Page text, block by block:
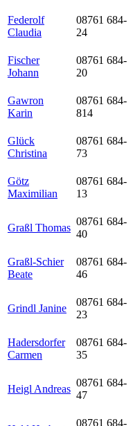
Federolf
Claudia
08761 684-
24
Fischer
Johann
08761 684-
20
Gawron
Karin
08761 684-
814
Glück
Christina
08761 684-
73
Götz
Maximilian
08761 684-
13
Graßl Thomas
08761 684-
40
Graßl-Schier
Beate
08761 684-
46
Grindl Janine
08761 684-
23
Hadersdorfer
Carmen
08761 684-
35
Heigl Andreas
08761 684-
47
08761 684-